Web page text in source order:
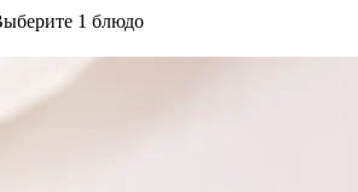
1 блюдо